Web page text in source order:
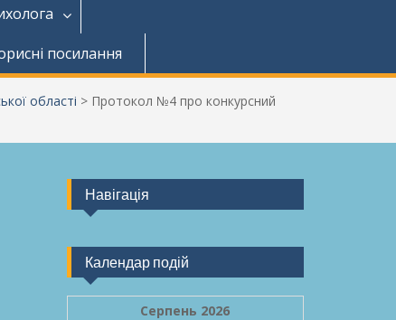
посилання
області > Протокол №4 про конкурсний
Навігація
Календар подій
Серпень 2026